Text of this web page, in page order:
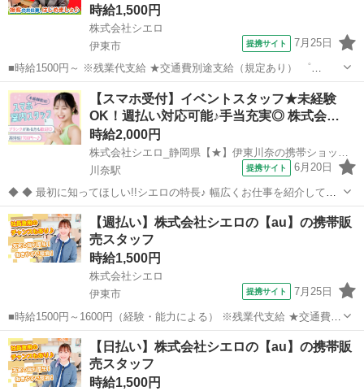
時給1,500円
株式会社シエロ
伊東市
提携サイト 7月25日
■時給1500円～ ※残業代支給 ★交通費別途支給（規定あり） ゜
+゜・。○。・゜+゜・。○。・゜+゜ 入社祝い金10万円支給(規定有) お
友達を紹介頂くと, インセンティブ支給(規定有) ★月2回払い・週払い
可能（規...
静岡 伊東市 携帯ショップ
【スマホ受付】イベントスタッフ★未経験
OK！週払い対応可能♪手当充実◎ 株式会…
時給2,000円
川奈駅
提携サイト 6月20日
◆ ◆ 最初に知ってほしい!!シエロの特長♪ 幅広くお仕事を紹介してい
る当社！ 専任のコーディネーターがあなたの希望をしっかりお伺いし
て、お仕事探しに丁寧に向き合います！ ＼＼うれしい高収入×週払い♪
／／ 高収入でしっか...
静岡 伊東市 川奈駅 携帯ショップ
【週払い】株式会社シエロの【au】の携帯販
売スタッフ
時給1,500円
株式会社シエロ
伊東市
提携サイト 7月25日
■時給1500円～1600円（経験・能力による） ※残業代支給 ★交通費別
途支給（規定あり） ゜+゜・。○。・゜+゜・。○。・゜+゜ 入社祝い金
10万円支給(規定有) お友達を紹介頂くと, インセンティブ支給(規定有)
...
静岡 伊東市 携帯ショップ
【日払い】株式会社シエロの【au】の携帯販
売スタッフ
時給1,500円